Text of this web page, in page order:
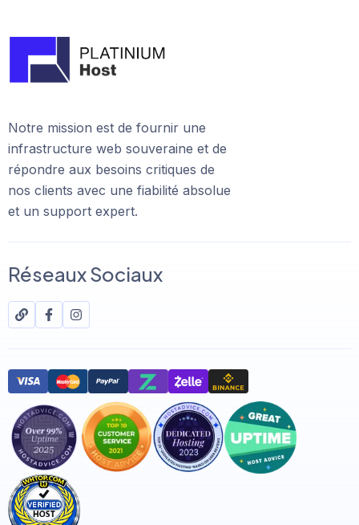
Notre mission est de fournir une
infrastructure web souveraine et de
répondre aux besoins critiques de
nos clients avec une fiabilité absolue
et un support expert.
Réseaux Sociaux